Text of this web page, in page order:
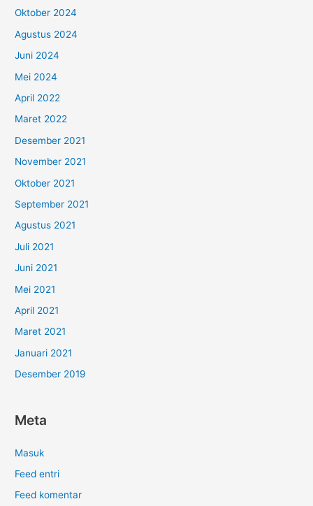
Oktober 2024
Agustus 2024
Juni 2024
Mei 2024
April 2022
Maret 2022
Desember 2021
November 2021
Oktober 2021
September 2021
Agustus 2021
Juli 2021
Juni 2021
Mei 2021
April 2021
Maret 2021
Januari 2021
Desember 2019
Meta
Masuk
Feed entri
Feed komentar